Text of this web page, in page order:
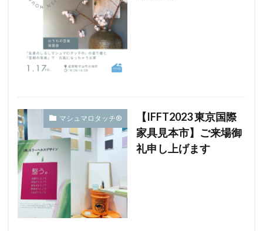
マシュマロタッチ®︎
【IFFT2023 東京国際
家具見本市】ご来場御
礼申し上げます